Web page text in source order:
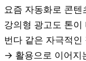
요즘 자동화로 콘
강의형 광고도 톤
번다 같은 자극적
→ 활용으로 이어지